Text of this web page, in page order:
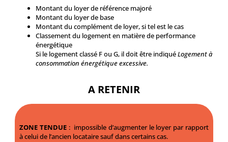
Montant du loyer de référence majoré
Montant du loyer de base
Montant du complément de loyer, si tel est le cas
Classement du logement en matière de performance
énergétique
Si le logement classé F ou G, il doit être indiquéLogement à
consommation énergétique excessive.
A RETENIR
ZONE TENDUE: impossible d’augmenter le loyer par rapport
à celui de l’ancien locataire sauf dans certains cas.